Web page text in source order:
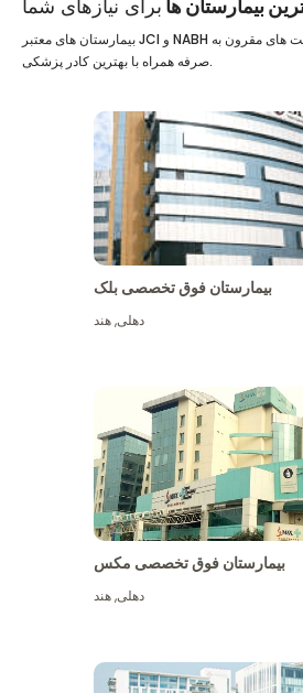
بیمارستان ها برای نیازهای شما
بیمارستان های معتبر JCI و NABH با امکانات پیشرفته با قیمت های مقرون به
صرفه همراه با بهترین کادر پزشکی.
بیمارستان فوق تخصصی بلک
دهلی,هند
بیمارستان فوق تخصصی مکس
دهلی,هند